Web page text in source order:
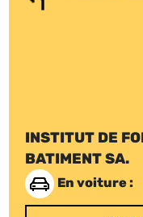
INSTITUT DE
BATIMENT SA.
En voiture :